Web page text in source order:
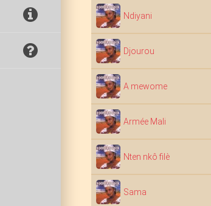
Ndiyani
Djourou
A mewome
Armée Mali
Nten nkô filè
Sama